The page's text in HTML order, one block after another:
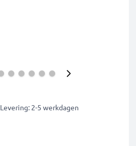
Levering: 2-5 werkdagen